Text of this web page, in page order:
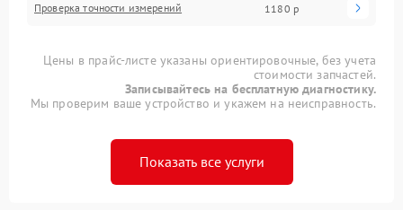
Проверка точности измерений 1180 р
Цены в прайс-листе указаны ориентировочные, без учета
стоимости запчастей.
Записывайтесь на бесплатную диагностику.
Мы проверим ваше устройство и укажем на неисправность.
Показать все услуги